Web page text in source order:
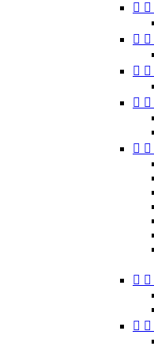
 
 
 
 
 
 
 